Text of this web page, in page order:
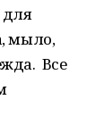
для
мыло,
Все